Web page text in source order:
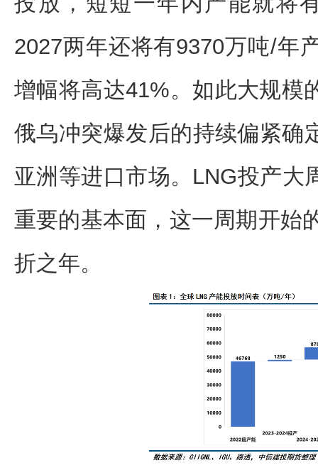
2027两年还将有9370万吨/年
增幅将高达41%。如此大规模
俄乌冲突爆发后的持续偏紧确
亚洲等进口市场。LNG投产大
重要的基本面，这一周期开始
折之年。